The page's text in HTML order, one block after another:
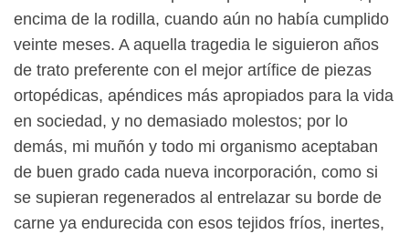
encima de la rodilla, cuando aún no había cumplido
veinte meses. A aquella tragedia le siguieron años
de trato preferente con el mejor artífice de piezas
ortopédicas, apéndices más apropiados para la vida
en sociedad, y no demasiado molestos; por lo
demás, mi muñón y todo mi organismo aceptaban
de buen grado cada nueva incorporación, como si
se supieran regenerados al entrelazar su borde de
carne ya endurecida con esos tejidos fríos, inertes,